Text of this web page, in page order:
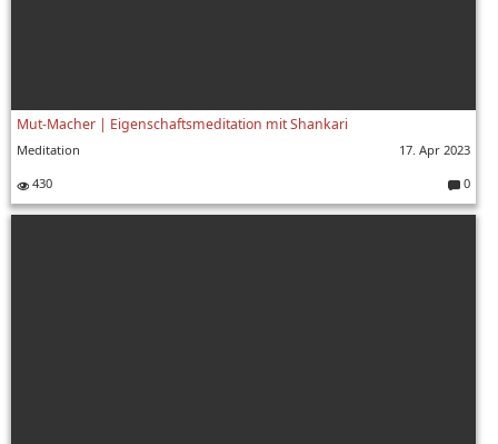
Mut-Macher | Eigenschaftsmeditation mit Shankari
Meditation
17. Apr 2023
430
0